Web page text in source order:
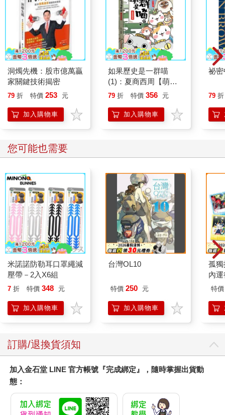
洞燭先機：股市億萬贏
家關鍵技術揭密
79 折 特價 253 元
加入購物車
如果歷史是一群喵
(1)：夏商西周【萌貓
漫畫學歷史】(暢銷二
79 折 特價 356 元
加入購物車
祕
79 折
您可能也需要
米諾諾防勒耳口罩繩減
壓帶－2入X6組
7 折 特價 348 元
加入購物車
台灣OL10
特價 250 元
加入購物車
孤
內
特價
訂購/退換貨須知
加入金石堂 LINE 官方帳號『完成綁定』，隨時掌握出貨動
態：